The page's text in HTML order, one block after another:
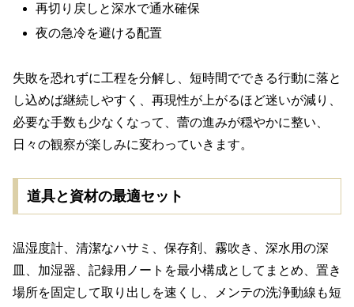
再切り戻しと深水で通水確保
夜の急冷を避ける配置
失敗を恐れずに工程を分解し、短時間でできる行動に落と
し込めば継続しやすく、再現性が上がるほど迷いが減り、
必要な手数も少なくなって、蕾の進みが穏やかに整い、
日々の観察が楽しみに変わっていきます。
道具と資材の最適セット
温湿度計、清潔なハサミ、保存剤、霧吹き、深水用の深
皿、加湿器、記録用ノートを最小構成としてまとめ、置き
場所を固定して取り出しを速くし、メンテの洗浄動線も短